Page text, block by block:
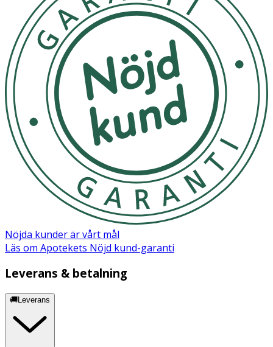
Nöjda kunder är vårt mål
Läs om Apotekets Nöjd kund-garanti
Leverans & betalning
🚚Leverans